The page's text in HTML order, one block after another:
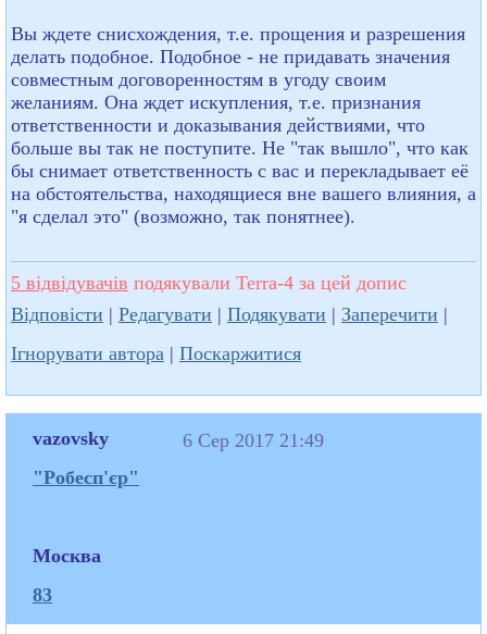
Вы ждете снисхождения, т.е. прощения и разрешения
делать подобное. Подобное - не придавать значения
совместным договоренностям в угоду своим
желаниям. Она ждет искупления, т.е. признания
ответственности и доказывания действиями, что
больше вы так не поступите. Не "так вышло", что как
бы снимает ответственность с вас и перекладывает её
на обстоятельства, находящиеся вне вашего влияния, а
"я сделал это" (возможно, так понятнее).
5 відвідувачів подякували Terra-4 за цей допис
Відповісти | Редагувати | Подякувати | Заперечити |
Ігнорувати автора | Поскаржитися
vazovsky
"Робесп'єр"
Москва
83
6 Сер 2017 21:49